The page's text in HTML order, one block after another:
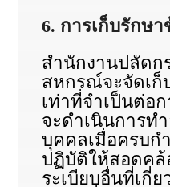
6. การเก็บรักษ
สำนักงานปลัดก
สหกรณ์จะจัดเ
เท่าที่จำเป็นต่อ
จะดำเนินการท
บุคคลเมื่อครบก
ปฏิบัติให้สอดค
ระเบียบอื่นที่เกี่